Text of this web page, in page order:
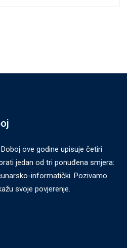
ove godine upisuje četiri
jedan od tri ponuđena smjera:
informatički. Pozivamo
svoje povjerenje.